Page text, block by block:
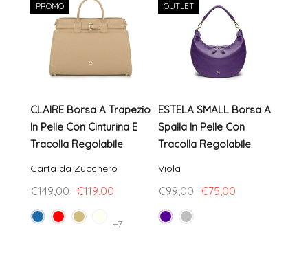
PROMO
CLAIRE Borsa A Trapezio
In Pelle Con Cinturina E
Tracolla Regolabile
Carta da Zucchero
€149,00 €119,00
+7
OUTLET
ESTELA SMALL Borsa A
Spalla In Pelle Con
Tracolla Regolabile
Viola
€99,00 €75,00